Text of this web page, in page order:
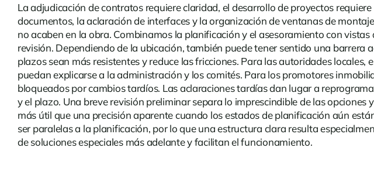
La adjudicación de contratos requiere claridad, el desarrollo de proyectos
documentos, la aclaración de interfaces y la organización de ventanas de
no acaben en la obra. Combinamos la planificación y el asesoramiento con
revisión. Dependiendo de la ubicación, también puede tener sentido una barrera
plazos sean más resistentes y reduce las fricciones. Para las autoridades
puedan explicarse a la administración y los comités. Para los promotores
bloqueados por cambios tardíos. Las aclaraciones tardías dan lugar a
y el plazo. Una breve revisión preliminar separa lo imprescindible de las
más útil que una precisión aparente cuando los estados de planificación aún
ser paralelas a la planificación, por lo que una estructura clara resulta
de soluciones especiales más adelante y facilitan el funcionamiento.